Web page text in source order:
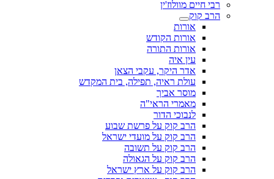
רבי חיים מוולוז'ין
הרב קוק
אורות
אורות הקודש
אורות התורה
עין איה
אדר היקר, עקבי הצאן
עולת ראיה, תפילה, בית המקדש
מוסר אביך
מאמרי הראי"ה
לנבוכי הדור
הרב קוק על פרשת שבוע
הרב קוק על מועדי ישראל
הרב קוק על תשובה
הרב קוק על הגאולה
הרב קוק על ארץ ישראל